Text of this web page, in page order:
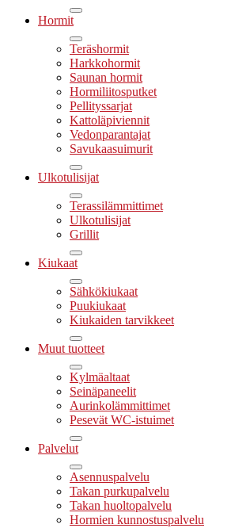
Hormit
Teräshormit
Harkkohormit
Saunan hormit
Hormiliitosputket
Pellityssarjat
Kattoläpiviennit
Vedonparantajat
Savukaasuimurit
Ulkotulisijat
Terassilämmittimet
Ulkotulisijat
Grillit
Kiukaat
Sähkökiukaat
Puukiukaat
Kiukaiden tarvikkeet
Muut tuotteet
Kylmäaltaat
Seinäpaneelit
Aurinkolämmittimet
Pesevät WC-istuimet
Palvelut
Asennuspalvelu
Takan purkupalvelu
Takan huoltopalvelu
Hormien kunnostuspalvelu